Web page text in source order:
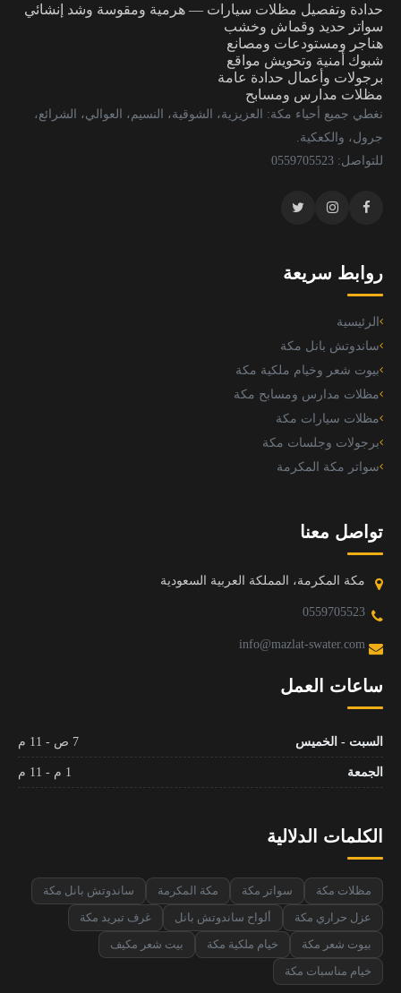
حدادة وتفصيل مظلات سيارات — هرمية ومقوسة وشد إنشائي
سواتر حديد وقماش وخشب
هناجر ومستودعات ومصانع
شبوك أمنية وتحويش مواقع
برجولات وأعمال حدادة عامة
مظلات مدارس ومسابح
نغطي جميع أحياء مكة: العزيزية، الشوقية، النسيم، العوالي، الشرائع،
جرول، والكعكية.
للتواصل: 0559705523
روابط سريعة
الرئيسية
ساندوتش بانل مكة
بيوت شعر وخيام ملكية مكة
مظلات مدارس ومسابح مكة
مظلات سيارات مكة
برجولات وجلسات مكة
سواتر مكة المكرمة
تواصل معنا
مكة المكرمة، المملكة العربية السعودية
0559705523
info@mazlat-swater.com
ساعات العمل
السبت - الخميس 7 ص - 11 م
الجمعة 1 م - 11 م
الكلمات الدلالية
مظلات مكة سواتر مكة مكة المكرمة
ساندوتش بانل مكة
عزل حراري مكة
ألواح ساندوتش بانل
غرف تبريد مكة
بيوت شعر مكة
خيام ملكية مكة
بيت شعر مكيف
خيام مناسبات مكة